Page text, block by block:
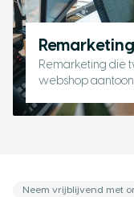
Remarketing die
webshop
Neem vrijblijvend met